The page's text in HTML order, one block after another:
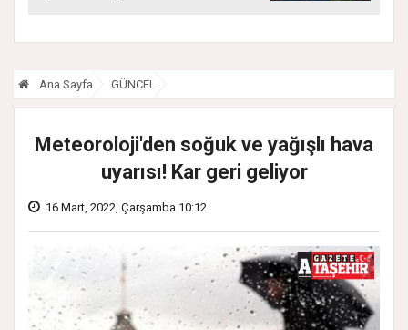
Ana Sayfa GÜNCEL
Meteoroloji'den soğuk ve yağışlı hava
uyarısı! Kar geri geliyor
16 Mart, 2022, Çarşamba 10:12